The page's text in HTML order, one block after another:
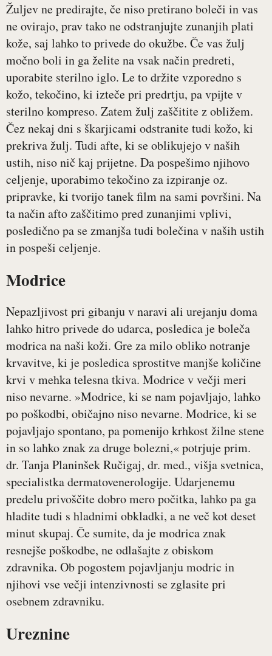
Žuljev ne predirajte, če niso pretirano boleči in vas
ne ovirajo, prav tako ne odstranjujte zunanjih plati
kože, saj lahko to privede do okužbe. Če vas žulj
močno boli in ga želite na vsak način predreti,
uporabite sterilno iglo. Le to držite vzporedno s
kožo, tekočino, ki izteče pri predrtju, pa vpijte v
sterilno kompreso. Zatem žulj zaščitite z obližem.
Čez nekaj dni s škarjicami odstranite tudi kožo, ki
prekriva žulj. Tudi afte, ki se oblikujejo v naših
ustih, niso nič kaj prijetne. Da pospešimo njihovo
celjenje, uporabimo tekočino za izpiranje oz.
pripravke, ki tvorijo tanek film na sami površini. Na
ta način afto zaščitimo pred zunanjimi vplivi,
posledično pa se zmanjša tudi bolečina v naših ustih
in pospeši celjenje.
Modrice
Nepazljivost pri gibanju v naravi ali urejanju doma
lahko hitro privede do udarca, posledica je boleča
modrica na naši koži. Gre za milo obliko notranje
krvavitve, ki je posledica sprostitve manjše količine
krvi v mehka telesna tkiva. Modrice v večji meri
niso nevarne. »Modrice, ki se nam pojavljajo, lahko
po poškodbi, običajno niso nevarne. Modrice, ki se
pojavljajo spontano, pa pomenijo krhkost žilne stene
in so lahko znak za druge bolezni,« potrjuje prim.
dr. Tanja Planinšek Ručigaj, dr. med., višja svetnica,
specialistka dermatovenerologije. Udarjenemu
predelu privoščite dobro mero počitka, lahko pa ga
hladite tudi s hladnimi obkladki, a ne več kot deset
minut skupaj. Če sumite, da je modrica znak
resnejše poškodbe, ne odlašajte z obiskom
zdravnika. Ob pogostem pojavljanju modric in
njihovi vse večji intenzivnosti se zglasite pri
osebnem zdravniku.
Ureznine